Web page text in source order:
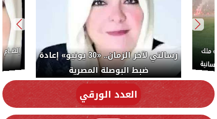
إلهام شرشر تكتب: «صلاح» ملك
المحبة.. رسول السلام والإنسانية
العدد الورقي